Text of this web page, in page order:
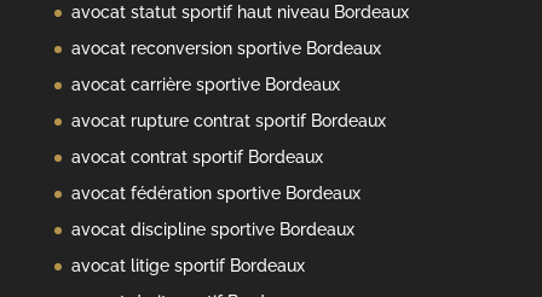
avocat statut sportif haut niveau Bordeaux
avocat reconversion sportive Bordeaux
avocat carrière sportive Bordeaux
avocat rupture contrat sportif Bordeaux
avocat contrat sportif Bordeaux
avocat fédération sportive Bordeaux
avocat discipline sportive Bordeaux
avocat litige sportif Bordeaux